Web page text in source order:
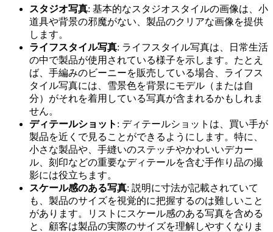
スタジオ写真: 基本的なスタジオスタイルの画像は、小
道具や背景の邪魔がない、製品のクリアな画像を提供
します。
ライフスタイル写真: ライフスタイル写真は、日常生活
の中で製品が使用されている様子を示します。たとえ
ば、手編みのビーニーを販売している場合、ライフス
タイル写真には、雪景色を背景にモデル（または自
分）がそれを着用している写真が含まれるかもしれま
せん。
ディテールショット : ディテールショットは、買い手が
製品を近くで見ることができるようにします。特に、
小さな製品や、手縫いのステッチやかわいいデカー
ル、刻印などの重要なディテールを含む手作り品の撮
影には役立ちます。
スケール感のある写真: 説明に寸法が記載されていて
も、製品のサイズを視覚的に把握するのは難しいこと
があります。リストにスケール感のある写真を含める
と、顧客は製品の実際のサイズを理解しやすくなりま